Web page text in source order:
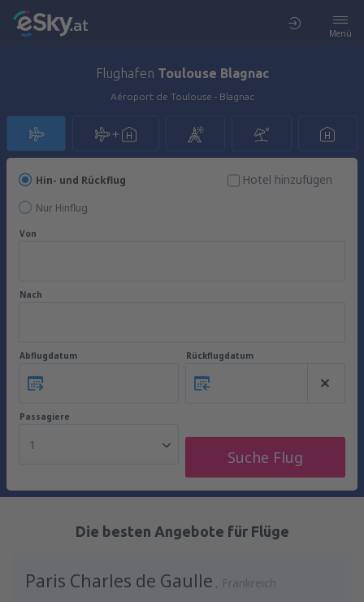
Menü
Flughafen Toulouse Blagnac
Aéroport de Toulouse - Blagnac
Hin- und Rückflug
Nur Hinflug
Hotel hinzufügen
Von
Nach
Abflugdatum Rückflugdatum
Passagiere
1
Suche Flug
Die besten Angebote für Flüge
Paris Charles de Gaulle Frankreich